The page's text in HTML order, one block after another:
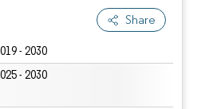
Share
- 2030
- 2030